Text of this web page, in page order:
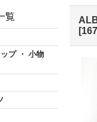
覧
プ ・ 小物
[